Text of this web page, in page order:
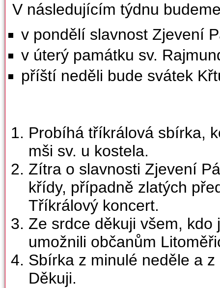
V následujícím týdnu
v pondělí slavnost Zjevení
v úterý památku sv.
příští neděli bude svátek
Probíhá tříkrálová sbírka,
mši sv. u kostela.
Zítra o slavnosti Zjevení
křídy, případně zlatých
Tříkrálový koncert.
Ze srdce děkuji všem,
umožnili občanům
Sbírka z minulé neděle a
Děkuji.